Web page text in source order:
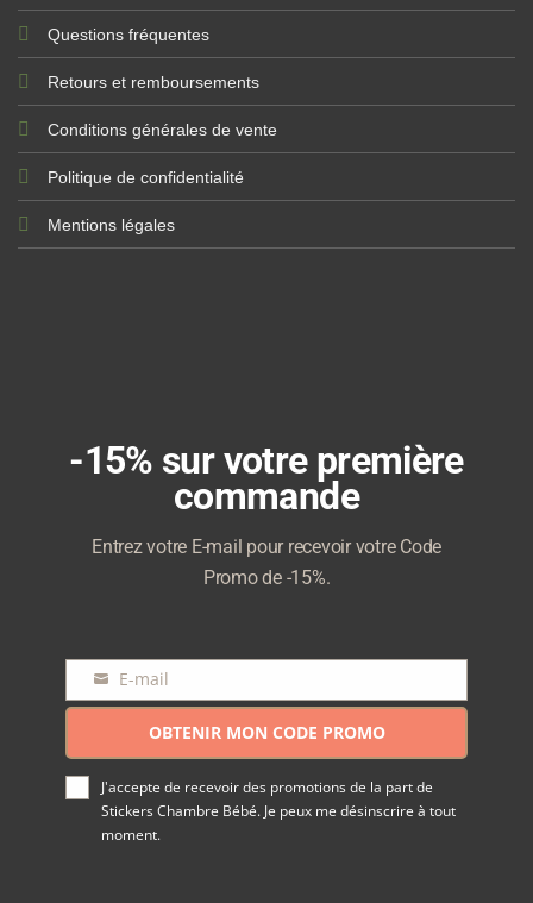
Questions fréquentes
Retours et remboursements
Conditions générales de vente
Politique de confidentialité
Mentions légales
-15% sur votre première
commande
Entrez votre E-mail pour recevoir votre Code
Promo de -15%.
mail
E-mail
OBTENIR MON CODE PROMO
J'accepte de recevoir des promotions de la part de
Stickers Chambre Bébé. Je peux me désinscrire à tout
moment.